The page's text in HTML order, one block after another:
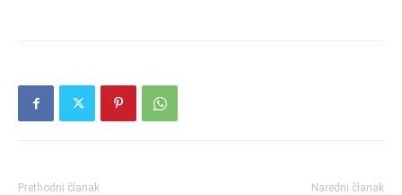
Prethodni članak Naredni članak